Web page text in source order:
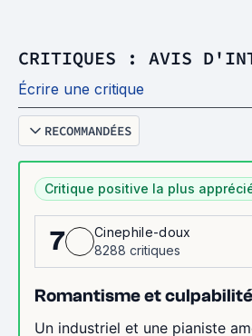
CRITIQUES : AVIS
Écrire une critique
RECOMMANDÉES
Critique positive la plus
7
Cinephile-doux
8288 critiques
Romantisme et culpabilité
Un industriel et une pianiste